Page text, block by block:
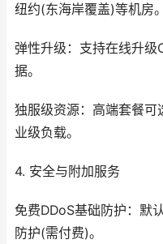
纽约(东海岸覆盖)等机房。
弹性升级：支持在线升
据。
独服级资源：高端套餐
业级负载。
4. 安全与附加服务
免费DDoS基础防护：默
防护(需付费)。